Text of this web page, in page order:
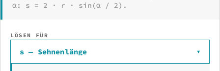
α: s = 2 · r · sin(α / 2).
LÖSEN FÜR
s — Sehnenlänge ▾